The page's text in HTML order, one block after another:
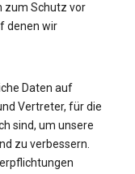
zum Schutz vor
denen wir
Daten auf
Vertreter, für die
sind, um unsere
zu verbessern.